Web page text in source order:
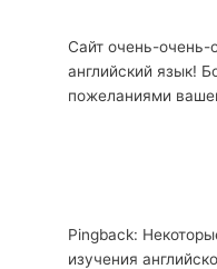
Сайт очень-
английский язык!
пожеланиями
Pingback:
изучения